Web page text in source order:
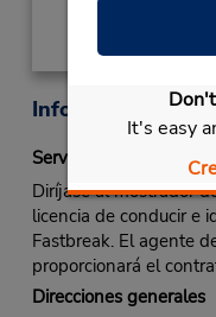
It's easy
Información
Servicio Fastbreak
Diríjase al mostrador
licencia de conducir e
Fastbreak. El agente
proporcionará el
Direcciones generales